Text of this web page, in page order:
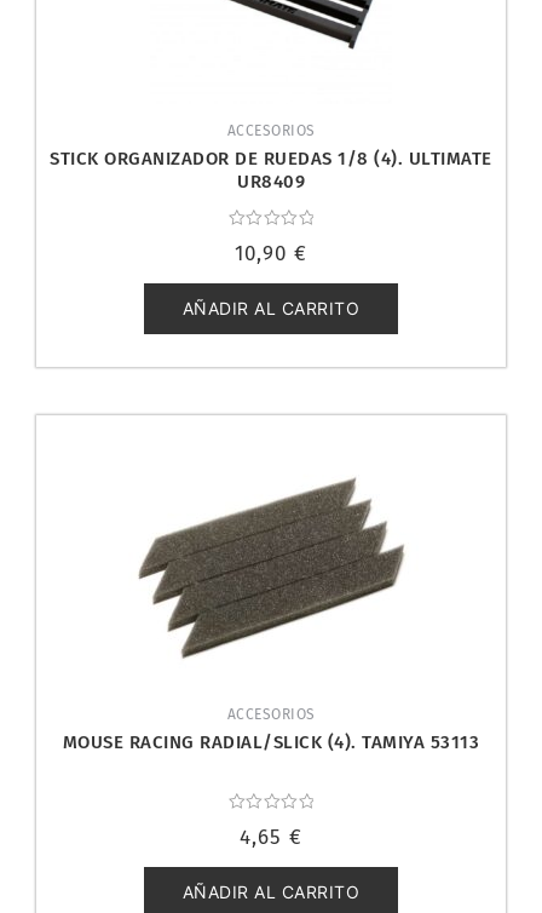
ACCESORIOS
STICK ORGANIZADOR DE RUEDAS 1/8 (4). ULTIMATE
UR8409
con
de
5
10,90 €
AÑADIR AL CARRITO
ACCESORIOS
MOUSE RACING RADIAL/SLICK (4). TAMIYA 53113
con
de
5
4,65 €
AÑADIR AL CARRITO